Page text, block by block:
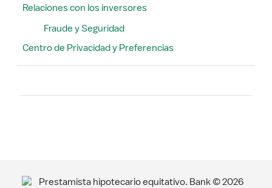
Relaciones con los inversores
Fraude y Seguridad
Centro de Privacidad y Preferencias
Prestamista hipotecario equitativo. Bank ©2026